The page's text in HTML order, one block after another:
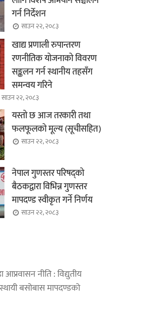
गर्न निर्देशन
साउन २२, २०८३
खाद्य प्रणाली रुपान्तरण
रणनीतिक योजनाको विवरण
सङ्कलन गर्न स्थानीय तहसँग
समन्वय गरिने
साउन २२, २०८३
यस्तो छ आज तरकारी तथा
फलफूलको मूल्य (सूचीसहित)
साउन २२, २०८३
नेपाल गुणस्तर परिषद्को
बैठकद्वारा विभिन्न गुणस्तर
मापदण्ड स्वीकृत गर्ने निर्णय
साउन २२, २०८३
नीति : विद्युतीय
बसोबास मापदण्डको